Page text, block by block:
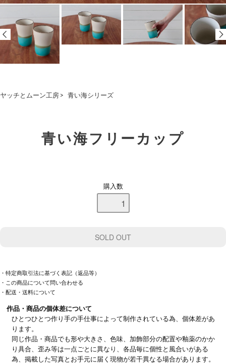
ヤッチとムーン工房 > 青い海シリーズ
青い海フリーカップ
購入数
・特定商取引法に基づく表記（返品等）
・この商品について問い合わせる
・配送・送料について
作品・商品の個体差について
ひとつひとつ作り手の手仕事によって制作されている為、個体差があ
ります。
同じ作品・商品でも形や大きさ、色味、加飾部分の配置や釉薬のかか
り具合、歪み等は一点ごとに異なり、各品毎に個性と風合いがある
為、掲載した写真とお手元に届く現物が若干異なる場合があります。